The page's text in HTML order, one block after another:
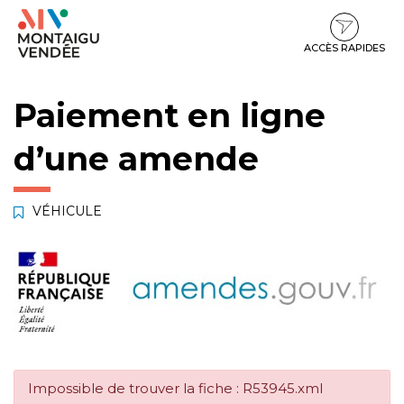
Gestion des traceurs
Aller
Aller
contenu
Aller
pied
ACCÈS RAPIDES
Paiement en ligne
d’une amende
VÉHICULE
Impossible de trouver la fiche : R53945.xml